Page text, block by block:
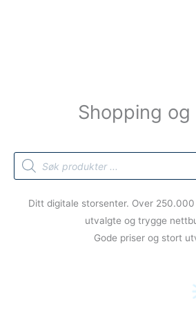
Shopping og
Products
search
Ditt digitale storsenter. Over
utvalgte og trygge
Gode priser og stort